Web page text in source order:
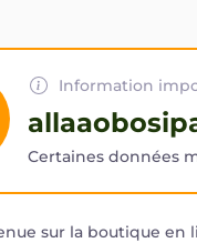
Information
Certaines données
sur la boutique en